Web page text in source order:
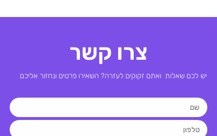
צרו קשר
יש לכם שאלות ואתם זקוקים לעזרה? השאירו פרטים ונחזור אליכם